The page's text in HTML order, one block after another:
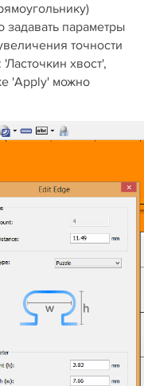
задавать параметры
точности
хвост',
'Apply' можно